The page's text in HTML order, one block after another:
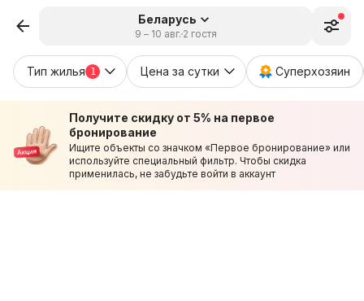
Беларусь
9 – 10 авг.2 гостя
Тип жилья 1 Цена за сутки Суперхозяин
Получите скидку от 5% на первое
бронирование
Ищите объекты со значком «Первое бронирование» или
используйте специальный фильтр. Чтобы скидка
применилась, не забудьте войти в аккаунт